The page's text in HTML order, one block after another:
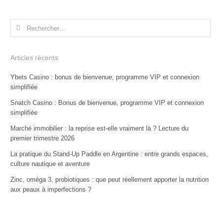
Rechercher :
Articles récents
Ybets Casino : bonus de bienvenue, programme VIP et connexion
simplifiée
Snatch Casino : Bonus de bienvenue, programme VIP et connexion
simplifiée
Marché immobilier : la reprise est-elle vraiment là ? Lecture du
premier trimestre 2026
La pratique du Stand-Up Paddle en Argentine : entre grands espaces,
culture nautique et aventure
Zinc, oméga 3, probiotiques : que peut réellement apporter la nutrition
aux peaux à imperfections ?